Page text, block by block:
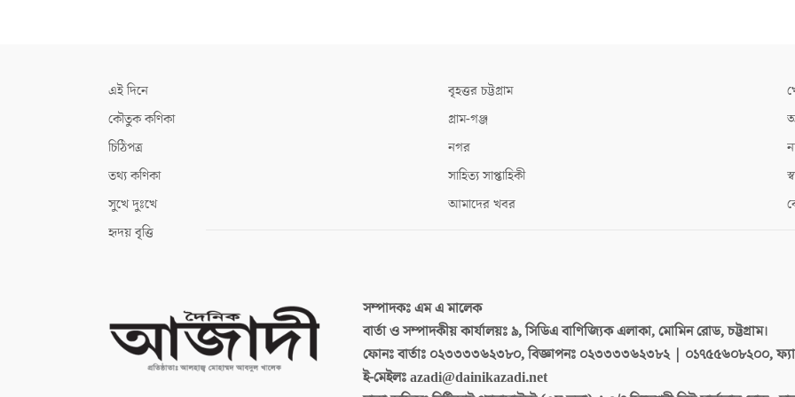
এই দিনে
কৌতুক কণিকা
চিঠিপত্র
তথ্য কণিকা
সুখে দুঃখে
হৃদয় বৃত্তি
বৃহত্তর চট্টগ্রাম
গ্রাম-গঞ্জ
নগর
সাহিত্য সাপ্তাহিকী
আমাদের খবর
সম্পাদকঃএম এ মালেক
বার্তা ও সম্পাদকীয় কার্যালয়ঃ৯, সিডিএ বাণিজ্যিক এলাকা, মোমিন রোড, চট্টগ্রাম।
ফোনঃ বার্তাঃ ০২৩৩৩৩৬২৩৮০, বিজ্ঞাপনঃ ০২৩৩৩৩৬২৩৮২ | ০১৭৫৫৬০৮২০০,
ই-মেইলঃazadi@dainikazadi.net